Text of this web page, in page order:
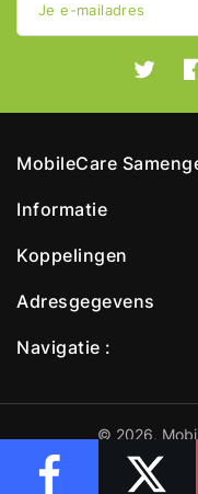
Je e-mailadres
Twitter
MobileCare
Informatie
Koppelingen
Adresgegevens
Navigatie :
© 2026,